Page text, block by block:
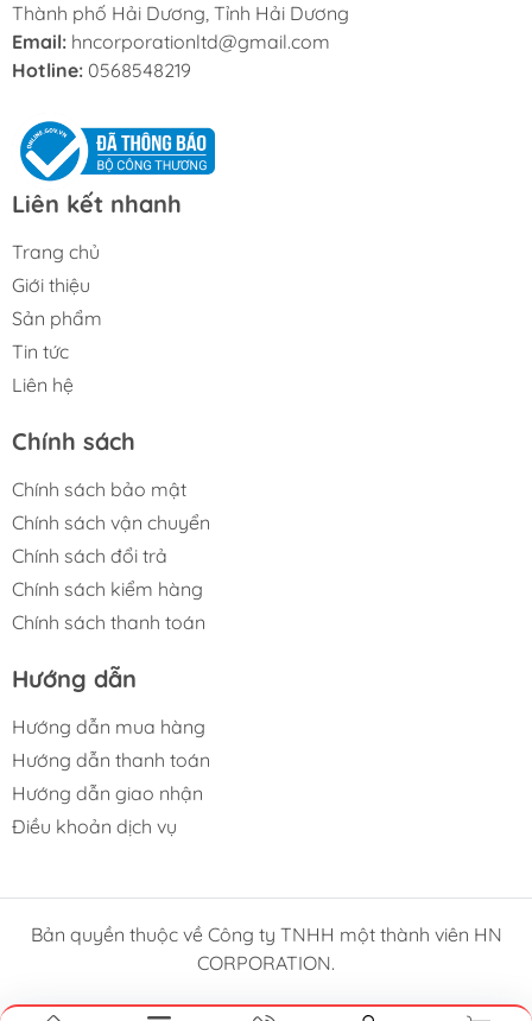
Thành phố Hải Dương, Tỉnh Hải Dương
Email: hncorporationltd@gmail.com
Hotline: 0568548219
Liên kết nhanh
Trang chủ
Giới thiệu
Sản phẩm
Tin tức
Liên hệ
Chính sách
Chính sách bảo mật
Chính sách vận chuyển
Chính sách đổi trả
Chính sách kiểm hàng
Chính sách thanh toán
Hướng dẫn
Hướng dẫn mua hàng
Hướng dẫn thanh toán
Hướng dẫn giao nhận
Điều khoản dịch vụ
Bản quyền thuộc về Công ty TNHH một thành viên HN
CORPORATION.